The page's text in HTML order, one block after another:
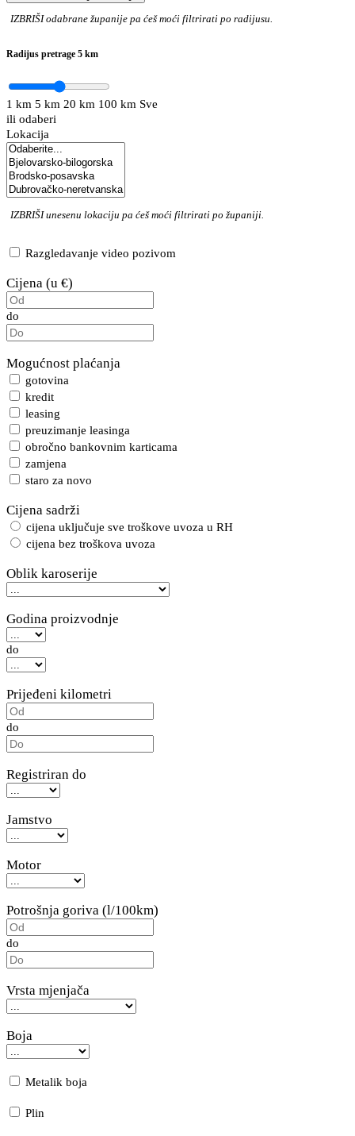
IZBRIŠIodabrane županije pa ćeš moći filtrirati po radijusu.
Radijus pretrage 5 km
1 km 5 km 20 km 100 km Sve
ili odaberi
Lokacija
IZBRIŠIunesenu lokaciju pa ćeš moći filtrirati po županiji.
Razgledavanje video pozivom
Cijena (u €)
do
Mogućnost plaćanja
gotovina
kredit
leasing
preuzimanje leasinga
obročno bankovnim karticama
zamjena
staro za novo
Cijena sadrži
cijena uključuje sve troškove uvoza u RH
cijena bez troškova uvoza
Oblik karoserije
Godina proizvodnje
do
Prijeđeni kilometri
do
Registriran do
Jamstvo
Motor
Potrošnja goriva (l/100km)
do
Vrsta mjenjača
Boja
Metalik boja
Plin